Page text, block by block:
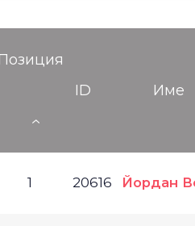
ID
Име
1 20616 Йордан